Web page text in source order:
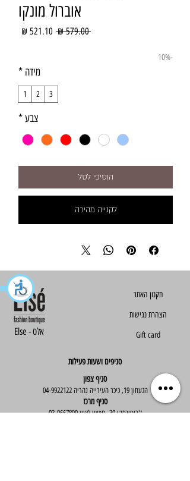
אוברול מונקו
‏579.00 ‏₪
מחיר
-10%
מידה *
3
2
1
צבע*
הוסיפי לסל
לקנייה מהירה
Else - אלס
תקנון האתר​​
הצהרת נגישות
Gift card
סניפים ושעות פעילות
סניף צפון
הגעתון 19, כיכר העירייה נהריה 04-9922122
סניף מרכז
ז'בוטינסקי 30, ראשון לציון 03-9667890